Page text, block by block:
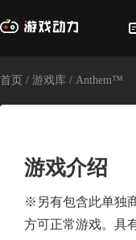
首页 / 游戏库 / Anthem™
游戏介绍
※另有包含此单独
方可正常游戏。具